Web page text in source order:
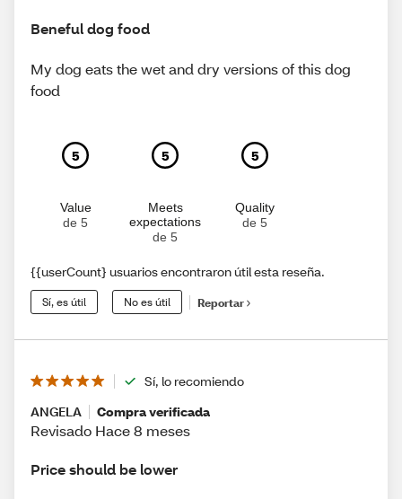
Beneful dog food
My dog eats the wet and dry versions of this dog
food
5
Value
de 5
5
Meets
expectations
de 5
5
Quality
de 5
{{userCount} usuarios encontraron útil esta reseña.
Sí, es útil No es útil Reportar
Sí, lo recomiendo
ANGELA
Compra verificada
Revisado Hace 8 meses
Price should be lower